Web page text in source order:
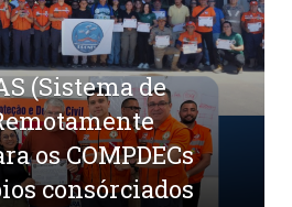
(Sistema de
os COMPDECs
consórciados